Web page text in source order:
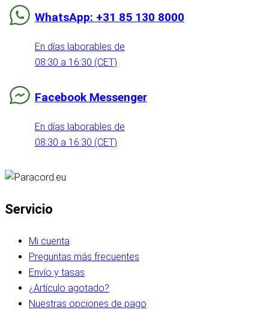
WhatsApp: +31 85 130 8000
En días laborables de
08:30 a 16:30 (CET)
Facebook Messenger
En días laborables de
08:30 a 16:30 (CET)
Servicio
Mi cuenta
Preguntas más frecuentes
Envío y tasas
¿Artículo agotado?
Nuestras opciones de pago